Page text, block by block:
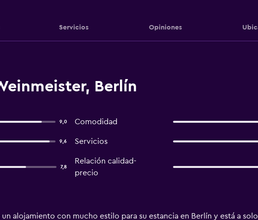
Servicios Opiniones
Berlín
9,0 Comodidad
9,6 Servicios
7,8
Relación calidad-
precio
alojamiento con mucho estilo para su estancia en Berlín y está a